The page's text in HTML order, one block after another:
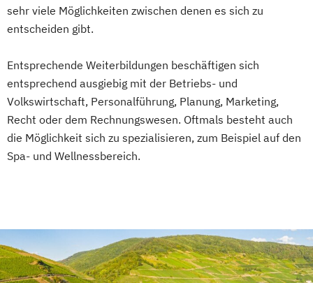
sehr viele Möglichkeiten zwischen denen es sich zu
entscheiden gibt.
Entsprechende Weiterbildungen beschäftigen sich
entsprechend ausgiebig mit der Betriebs- und
Volkswirtschaft, Personalführung, Planung, Marketing,
Recht oder dem Rechnungswesen. Oftmals besteht auch
die Möglichkeit sich zu spezialisieren, zum Beispiel auf den
Spa- und Wellnessbereich.